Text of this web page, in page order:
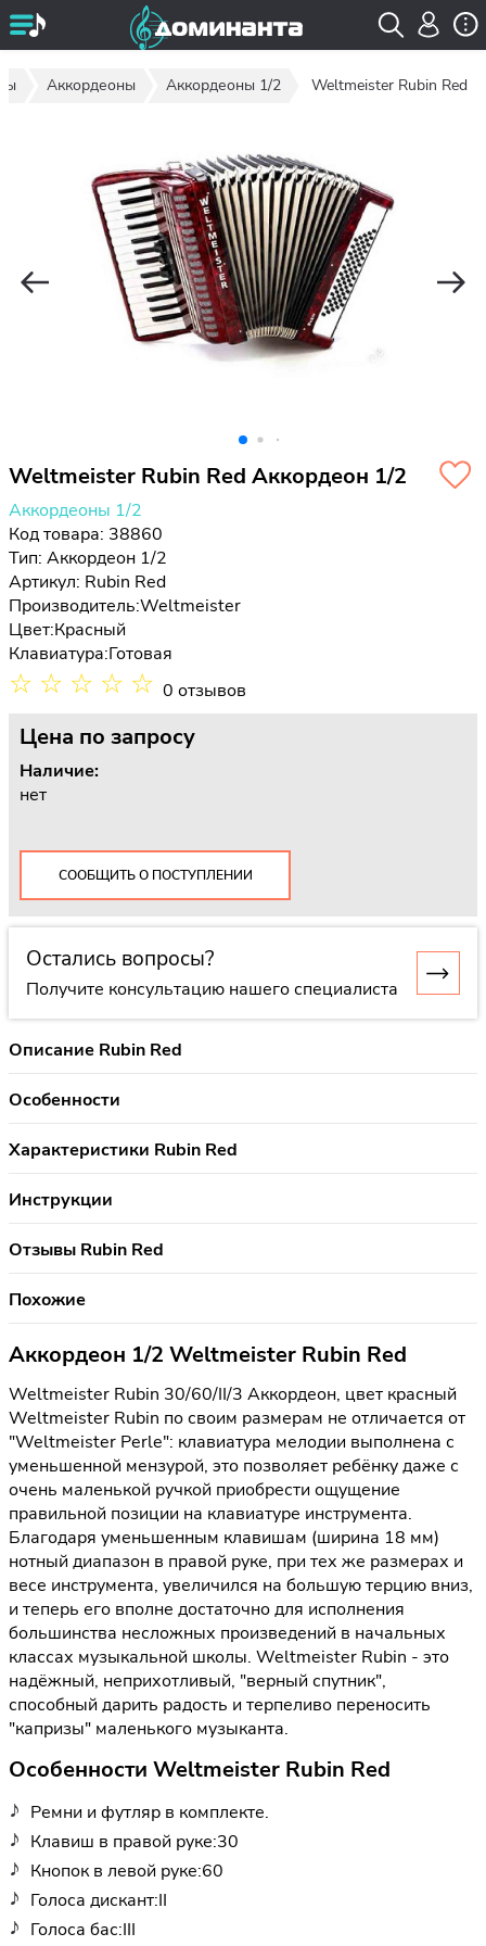
Аккордеоны Аккордеоны 1/2 Weltmeister Rubin Red
Weltmeister Rubin Red Аккордеон 1/2
Аккордеоны 1/2
Код товара: 38860
Тип: Аккордеон 1/2
Артикул: Rubin Red
Производитель:Weltmeister
Цвет:Красный
Клавиатура:Готовая
☆ ☆ ☆ ☆ ☆ 0 отзывов
Цена по запросу
Наличие:
нет
СООБЩИТЬ О ПОСТУПЛЕНИИ
Остались вопросы?
Получите консультацию нашего специалиста
Описание Rubin Red
Особенности
Характеристики Rubin Red
Инструкции
Отзывы Rubin Red
Похожие
Аккордеон 1/2 Weltmeister Rubin Red
Weltmeister Rubin 30/60/II/3 Аккордеон, цвет красный
Weltmeister Rubin по своим размерам не отличается от
"Weltmeister Perle": клавиатура мелодии выполнена с
уменьшенной мензурой, это позволяет ребёнку даже с
очень маленькой ручкой приобрести ощущение
правильной позиции на клавиатуре инструмента.
Благодаря уменьшенным клавишам (ширина 18 мм)
нотный диапазон в правой руке, при тех же размерах и
весе инструмента, увеличился на большую терцию вниз,
и теперь его вполне достаточно для исполнения
большинства несложных произведений в начальных
классах музыкальной школы. Weltmeister Rubin - это
надёжный, неприхотливый, "верный спутник",
способный дарить радость и терпеливо переносить
"капризы" маленького музыканта.
Особенности Weltmeister Rubin Red
Ремни и футляр в комплекте.
Клавиш в правой руке:30
Кнопок в левой руке:60
Голоса дискант:II
Голоса бас:III